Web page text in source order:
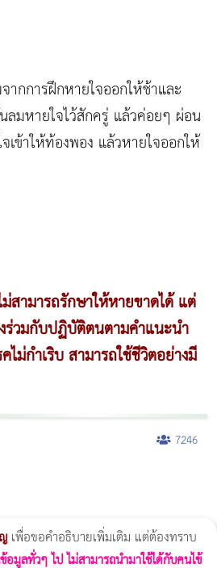
ากการฝึกหายใจออกให้ช้าและ
ลมหายใจไว้สักครู่ แล้วค่อยๆ ผ่อน
เข้าให้ท้องพอง แล้วหายใจออกให้
สามารถรักษาให้หายขาดได้ แต่
ร่วมกับปฏิบัติตนตามคำแนะนำ
ม่กำเริบ สามารถใช้ชีวิตอย่างมี
7246
เพื่อขอคำอธิบายเพิ่มเติม แต่ต้องทราบ
มูลทั่วๆ ไป ไม่สามารถนำมาใช้ได้กับคนไข้